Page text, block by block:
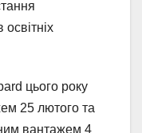
цього року
25 лютого та
вантажем 4